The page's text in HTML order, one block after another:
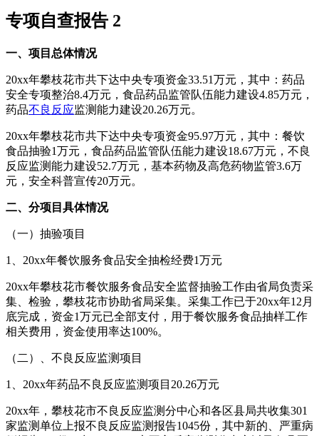
专项自查报告 2
一、项目总体情况
20xx年攀枝花市共下达中央专项资金33.51万元，其中：药品
安全专项整治8.4万元，食品药品监管队伍能力建设4.85万元，
药品不良反应监测能力建设20.26万元。
20xx年攀枝花市共下达中央专项资金95.97万元，其中：餐饮
食品抽验1万元，食品药品监管队伍能力建设18.67万元，不良
反应监测能力建设52.7万元，基本药物及高危药物监管3.6万
元，安全科普宣传20万元。
二、分项目具体情况
（一）抽验项目
1、20xx年餐饮服务食品安全抽检经费1万元
20xx年攀枝花市餐饮服务食品安全监督抽验工作由省局负责采
集、检验，攀枝花市协助省局采集。采集工作已于20xx年12月
底完成，资金1万元已全部支付，用于餐饮服务食品抽样工作
相关费用，资金使用率达100%。
（二）、不良反应监测项目
1、20xx年药品不良反应监测项目20.26万元
20xx年，攀枝花市不良反应监测分中心和各区县局共收集301
家监测单位上报不良反应监测报告1045份，其中新的、严重病